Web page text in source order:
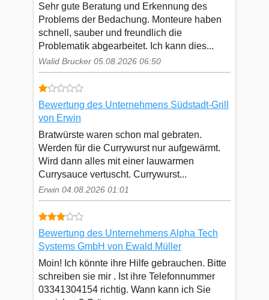
Sehr gute Beratung und Erkennung des
Problems der Bedachung. Monteure haben
schnell, sauber und freundlich die
Problematik abgearbeitet. Ich kann dies...
Walid Brucker 05.08.2026 06:50
Bewertung des Unternehmens Südstadt-Grill
von Erwin
Bratwürste waren schon mal gebraten.
Werden für die Currywurst nur aufgewärmt.
Wird dann alles mit einer lauwarmen
Currysauce vertuscht. Currywurst...
Erwin 04.08.2026 01:01
Bewertung des Unternehmens Alpha Tech
Systems GmbH von Ewald Müller
Moin! Ich könnte ihre Hilfe gebrauchen. Bitte
schreiben sie mir . Ist ihre Telefonnummer
03341304154 richtig. Wann kann ich Sie